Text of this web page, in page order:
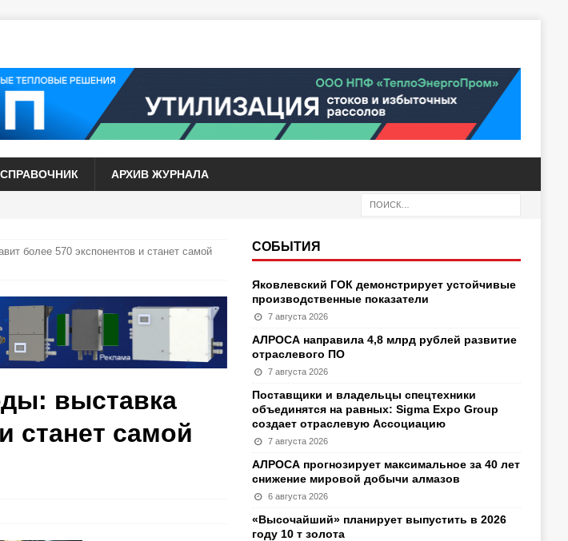
СПРАВОЧНИК АРХИВ ЖУРНАЛА
более 570 экспонентов и станет самой
выставка
станет самой
СОБЫТИЯ
Яковлевский ГОК демонстрирует устойчивые
производственные показатели
7 августа 2026
АЛРОСА направила 4,8 млрд рублей развитие
отраслевого ПО
7 августа 2026
Поставщики и владельцы спецтехники
объединятся на равных: Sigma Expo Group
создает отраслевую Ассоциацию
7 августа 2026
АЛРОСА прогнозирует максимальное за 40 лет
снижение мировой добычи алмазов
6 августа 2026
«Высочайший» планирует выпустить в 2026
году 10 т золота